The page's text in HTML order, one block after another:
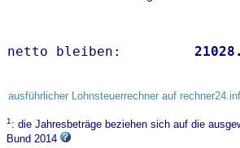
netto bleiben:
ausführlicher Lohnsteuerrechner auf
1: die Jahresbeträge beziehen sich auf die
Bund 2014